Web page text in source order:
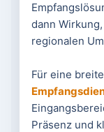
dann
regionalen
Für eine
Präsenz und